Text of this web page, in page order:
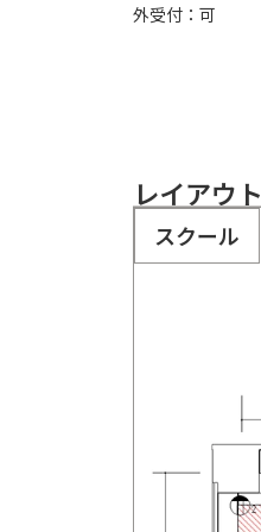
外受付：可
レイアウト
スクール